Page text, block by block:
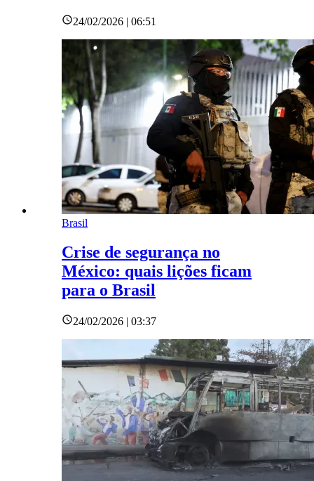
24/02/2026 | 06:51
Brasil
Crise de segurança no
México: quais lições ficam
para o Brasil
24/02/2026 | 03:37